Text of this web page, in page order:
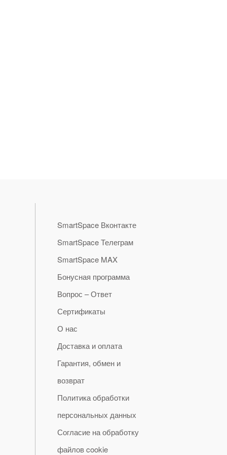
SmartSpace Вконтакте
SmartSpace Телеграм
SmartSpace MAX
Бонусная программа
Вопрос – Ответ
Сертификаты
О нас
Доставка и оплата
Гарантия, обмен и
возврат
Политика обработки
персональных данных
Согласие на обработку
файлов cookie